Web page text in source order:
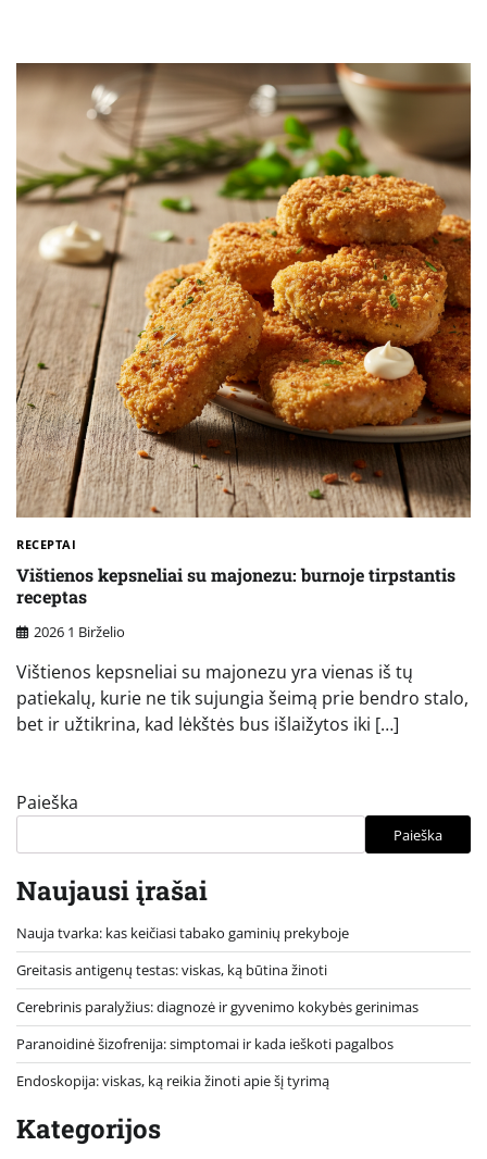
RECEPTAI
Vištienos kepsneliai su majonezu: burnoje tirpstantis
receptas
2026 1 Birželio
Vištienos kepsneliai su majonezu yra vienas iš tų
patiekalų, kurie ne tik sujungia šeimą prie bendro stalo,
bet ir užtikrina, kad lėkštės bus išlaižytos iki […]
Paieška
Paieška
Naujausi įrašai
Nauja tvarka: kas keičiasi tabako gaminių prekyboje
Greitasis antigenų testas: viskas, ką būtina žinoti
Cerebrinis paralyžius: diagnozė ir gyvenimo kokybės gerinimas
Paranoidinė šizofrenija: simptomai ir kada ieškoti pagalbos
Endoskopija: viskas, ką reikia žinoti apie šį tyrimą
Kategorijos